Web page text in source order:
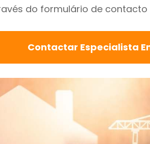
do formulário de contacto
Contactar Especialista